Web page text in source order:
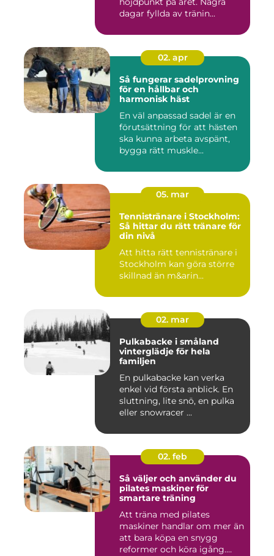
dagar fyllda av tränin...
02. apr
Så fungerar sadelprovning
för en hållbar och
harmonisk häst
En väl anpassad sadel är en
förutsättning för att hästen
ska kunna arbeta avspänt,
bygga rätt muskle...
05. mar
Tennistränare i Stockholm:
Så hittar du rätt tränare för
din nivå
Att hitta rätt tennistränare i
Stockholm kan göra större
skillnad än m&arin...
02. mar
Pulkabacke i småland
vinterglädje för hela
familjen
En pulkabacke kan verka
enkel vid första anblick. En
sluttning, lite snö, en pulka
eller snowracer ...
02. feb
Så väljer och använder du
pilates maskiner för
smartare träning
Att träna med pilates
maskiner handlar om mer än
att bara köpa en snygg
reformer och köra igång.